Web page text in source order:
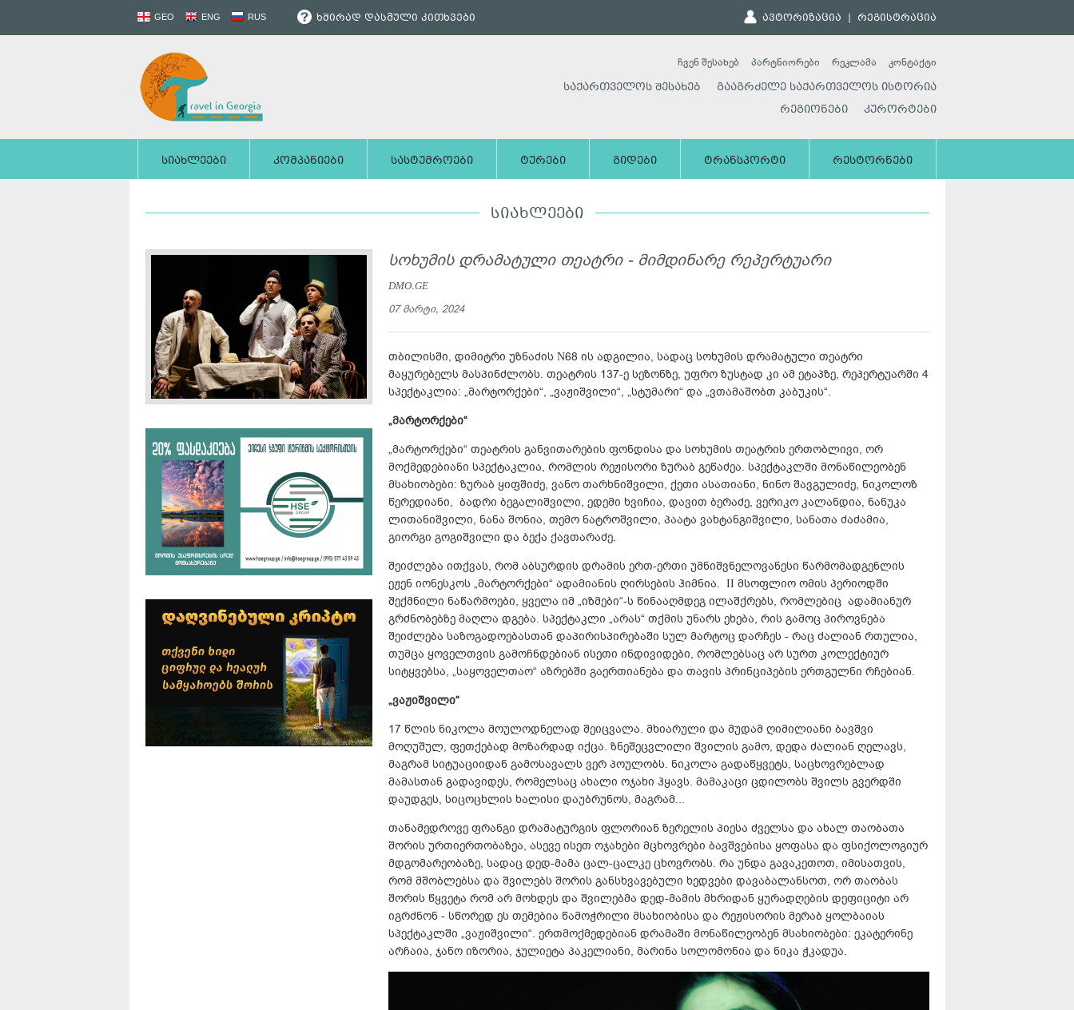
GEO ENG RUS ხშირად დასმული კითხვები ავტორიზაცია | რეგისტრაცია
ჩვენ შესახებ პარტნიორები რეკლამა კონტაქტი
საქართველოს შესახებ
გააგრძელე საქართველოს ისტორია
რეგიონები
კურორტები
სიახლეები კომპანიები სასტუმროები ტურები გიდები ტრანსპორტი რესტორნები
ᲡᲘᲐᲮᲚᲔᲔᲑᲘ
სოხუმის დრამატული თეატრი - მიმდინარე რეპერტუარი
DMO.GE
07 მარტი, 2024
თბილისში, დიმიტრი უზნაძის N68 ის ადგილია, სადაც სოხუმის დრამატული თეატრი
მაყურებელს მასპინძლობს. თეატრის 137-ე სეზონზე, უფრო ზუსტად კი ამ ეტაპზე, რეპერტუარში 4
სპექტაკლია: „მარტორქები“, „ვაჟიშვილი“, „სტუმარი“ და „ვთამაშობთ კაბუკის“.
„მარტორქები“
„მარტორქები“ თეატრის განვითარების ფონდისა და სოხუმის თეატრის ერთობლივი, ორ
მოქმედებიანი სპექტაკლია, რომლის რეჟისორი ზურაბ გეწაძეა. სპექტაკლში მონაწილეობენ
მსახიობები: ზურაბ ყიფშიძე, ვანო თარხნიშვილი, ქეთი ასათიანი, ნინო შავგულიძე, ნიკოლოზ
წერედიანი, ბადრი ბეგალიშვილი, ედემი ხვიჩია, დავით ბერაძე, ვერიკო კალანდია, ნანუკა
ლითანიშვილი, ნანა შონია, თემო ნატროშვილი, პაატა ვახტანგიშვილი, სანათა ძაძამია,
გიორგი გოგიშვილი და ბექა ქავთარაძე.
შეიძლება ითქვას, რომ აბსურდის დრამის ერთ-ერთი უმნიშვნელოვანესი წარმომადგენლის
ეჟენ იონესკოს „მარტორქები“ ადამიანის ღირსების ჰიმნია. II მსოფლიო ომის პერიოდში
შექმნილი ნაწარმოები, ყველა იმ „იზმები“-ს წინააღმდეგ ილაშქრებს, რომლებიც ადამიანურ
გრძნობებზე მაღლა დგება. სპექტაკლი „არას“ თქმის უნარს ეხება, რის გამოც პიროვნება
შეიძლება საზოგადოებასთან დაპირისპირებაში სულ მარტოც დარჩეს - რაც ძალიან რთულია,
თუმცა ყოველთვის გამოჩნდებიან ისეთი ინდივიდები, რომლებსაც არ სურთ კოლექტიურ
სიტყვებსა, „საყოველთაო“ აზრებში გაერთიანება და თავის პრინციპების ერთგულნი რჩებიან.
„ვაჟიშვილი“
17 წლის ნიკოლა მოულოდნელად შეიცვალა. მხიარული და მუდამ ღიმილიანი ბავშვი
მოღუშულ, ფეთქებად მოზარდად იქცა. ზნეშეცვლილი შვილის გამო, დედა ძალიან ღელავს,
მაგრამ სიტუაციიდან გამოსავალს ვერ პოულობს. ნიკოლა გადაწყვეტს, საცხოვრებლად
მამასთან გადავიდეს, რომელსაც ახალი ოჯახი ჰყავს. მამაკაცი ცდილობს შვილს გვერდში
დაუდგეს, სიცოცხლის ხალისი დაუბრუნოს, მაგრამ...
თანამედროვე ფრანგი დრამატურგის ფლორიან ზერელის პიესა ძველსა და ახალ თაობათა
შორის ურთიერთობაზეა, ასევე ისეთ ოჯახები მცხოვრები ბავშვებისა ყოფასა და ფსიქოლოგიურ
მდგომარეობაზე, სადაც დედ-მამა ცალ-ცალკე ცხოვრობს. რა უნდა გავაკეთოთ, იმისათვის,
რომ მშობლებსა და შვილებს შორის განსხვავებული ხედვები დავაბალანსოთ, ორ თაობას
შორის წყვეტა რომ არ მოხდეს და შვილებმა დედ-მამის მხრიდან ყურადღების დეფიციტი არ
იგრძნონ - სწორედ ეს თემებია წამოჭრილი მსახიობისა და რეჟისორის მერაბ ყოლბაიას
სპექტაკლში „ვაჟიშვილი“. ერთმოქმედებიან დრამაში მონაწილეობენ მსახიობები: ეკატერინე
არჩაია, ჯანო იზორია, ჯულიეტა პაკელიანი, მარინა სოლომონია და ნიკა ჭკადუა.